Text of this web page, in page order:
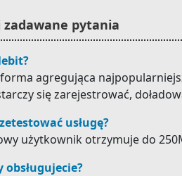
zadawane pytania
agregująca
się zarejestrować,
usługę?
użytkownik otrzymuje do
obsługujecie?